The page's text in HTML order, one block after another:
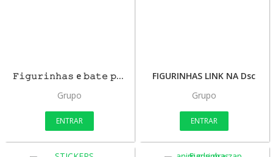
𝙵𝚒𝚐𝚞𝚛𝚒𝚗𝚑𝚊𝚜 e 𝚋𝚊𝚝𝚎 𝚙𝚊𝚙𝚘
Grupo
ENTRAR
FIGURINHAS LINK NA Dsc
Grupo
ENTRAR